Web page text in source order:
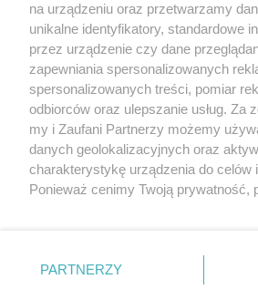
O FIRMIE POLITYKA
REKLAMA WSPÓŁPRACA RSS
Nasze serwisy
Aktualności
Tcz24
Historia miasta
na urządzeniu oraz przetwarzamy
unikalne identyfikatory, standardowe
przez urządzenie czy dane
zapewniania spersonalizowanych
spersonalizowanych treści, pomiar
odbiorców oraz ulepszanie usług. Za
my i Zaufani Partnerzy możemy
danych geolokalizacyjnych oraz
charakterystykę urządzenia do celów
Ponieważ cenimy Twoją prywatność,
znajdujący się w lewym dolnym rogu
PARTNERZY